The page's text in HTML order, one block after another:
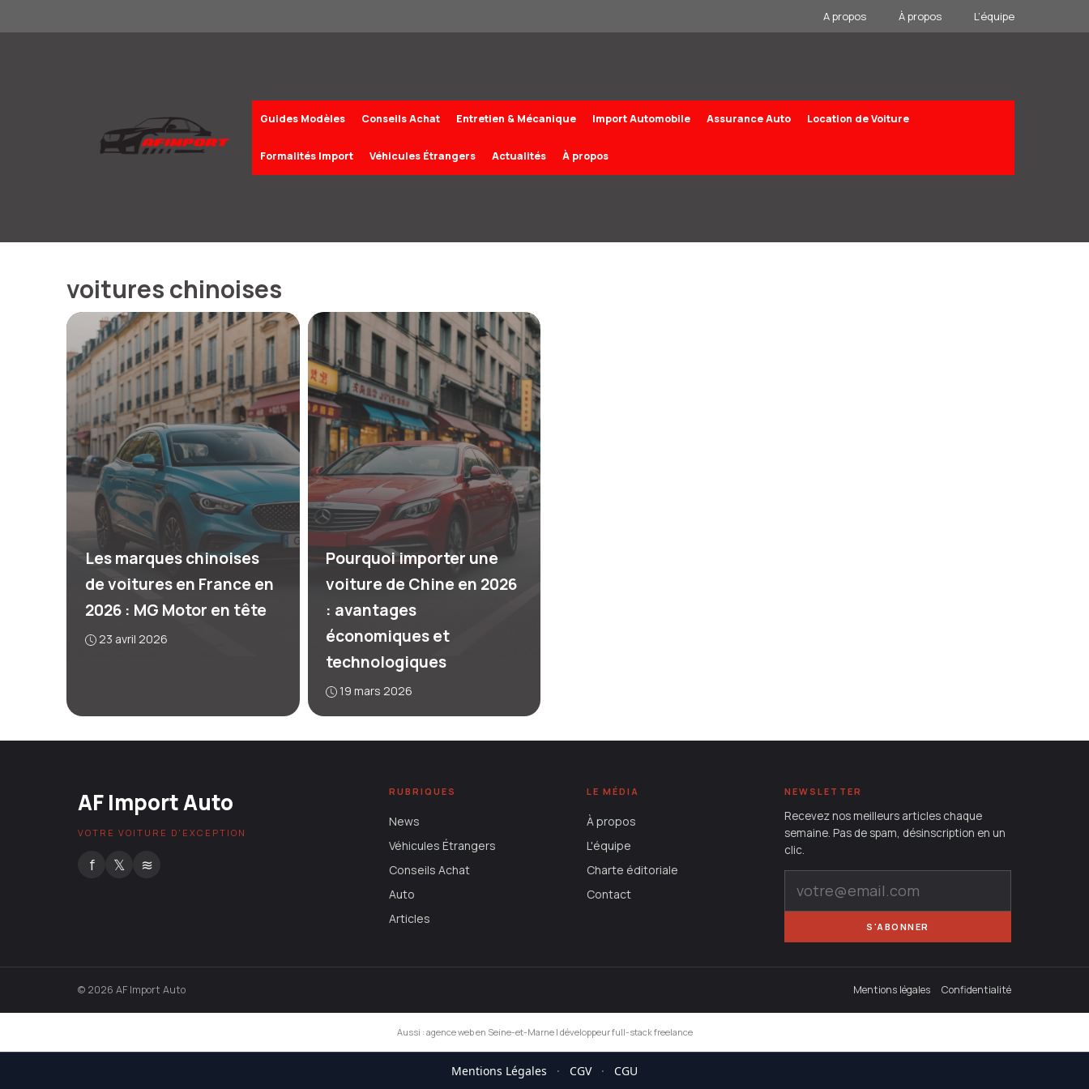
au
A propos À propos L’équipe
Guides Modèles Conseils Achat Entretien & Mécanique Import Automobile Assurance Auto Location de Voiture
Formalités Import Véhicules Étrangers Actualités À propos
voitures chinoises
Les marques chinoises
de voitures en France en
2026 : MG Motor en tête
23 avril 2026
Pourquoi importer une
voiture de Chine en 2026
: avantages
économiques et
technologiques
19 mars 2026
AF Import Auto
VOTRE VOITURE D'EXCEPTION
f 𝕏 ≋
RUBRIQUES
News
Véhicules Étrangers
Conseils Achat
Auto
Articles
LE MÉDIA
À propos
L'équipe
Charte éditoriale
Contact
NEWSLETTER
Recevez nos meilleurs articles chaque
semaine. Pas de spam, désinscription en un
clic.
S'ABONNER
© 2026 AF Import Auto Mentions légales Confidentialité
Aussi : agence web en Seine-et-Marne| développeur full-stack freelance
Mentions Légales · CGV · CGU